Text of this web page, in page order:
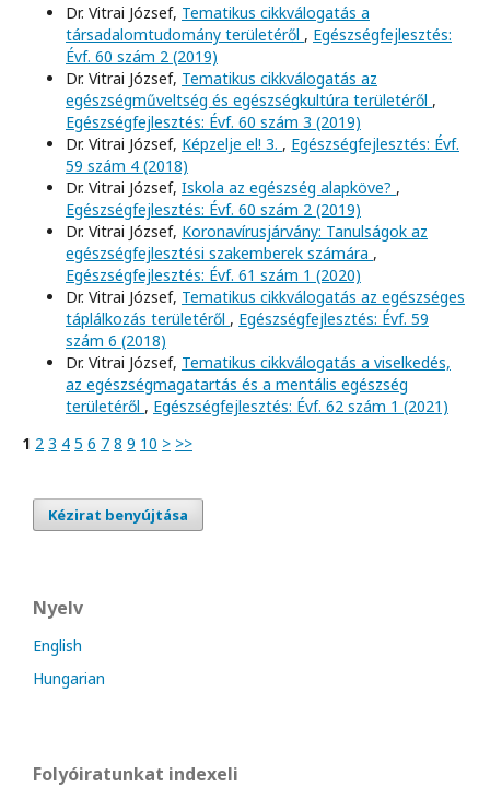
Dr. Vitrai József, Tematikus cikkválogatás a
társadalomtudomány területéről , Egészségfejlesztés:
Évf. 60 szám 2 (2019)
Dr. Vitrai József, Tematikus cikkválogatás az
egészségműveltség és egészségkultúra területéről ,
Egészségfejlesztés: Évf. 60 szám 3 (2019)
Dr. Vitrai József, Képzelje el! 3. , Egészségfejlesztés: Évf.
59 szám 4 (2018)
Dr. Vitrai József, Iskola az egészség alapköve? ,
Egészségfejlesztés: Évf. 60 szám 2 (2019)
Dr. Vitrai József, Koronavírusjárvány: Tanulságok az
egészségfejlesztési szakemberek számára ,
Egészségfejlesztés: Évf. 61 szám 1 (2020)
Dr. Vitrai József, Tematikus cikkválogatás az egészséges
táplálkozás területéről , Egészségfejlesztés: Évf. 59
szám 6 (2018)
Dr. Vitrai József, Tematikus cikkválogatás a viselkedés,
az egészségmagatartás és a mentális egészség
területéről , Egészségfejlesztés: Évf. 62 szám 1 (2021)
1 2 3 4 5 6 7 8 9 10 > >>
Kézirat benyújtása
Nyelv
English
Hungarian
Folyóiratunkat indexeli